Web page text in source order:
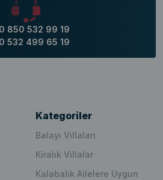
850 532 99 19
532 499 65 19
Kategoriler
Balayı Villaları
Kiralık Villalar
Kalabalık Ailelere Uygun